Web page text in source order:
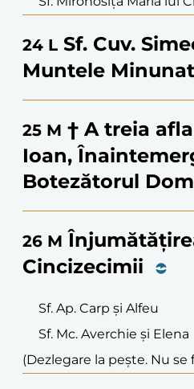
24 L Sf. Cuv.
Muntele Minunat
25 M † A treia
Ioan,
Botezătorul
26 M
Cincizecimii
Sf. Ap. Carp și Alfeu
Sf. Mc. Averchie și Elena
(Dezlegare la pește. Nu se